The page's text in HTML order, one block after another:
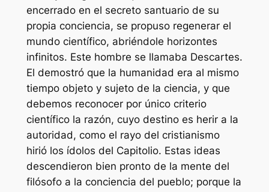
encerrado en el secreto santuario de su
propia conciencia, se propuso regenerar el
mundo científico, abriéndole horizontes
infinitos. Este hombre se llamaba Descartes.
El demostró que la humanidad era al mismo
tiempo objeto y sujeto de la ciencia, y que
debemos reconocer por único criterio
científico la razón, cuyo destino es herir a la
autoridad, como el rayo del cristianismo
hirió los ídolos del Capitolio. Estas ideas
descendieron bien pronto de la mente del
filósofo a la conciencia del pueblo; porque la